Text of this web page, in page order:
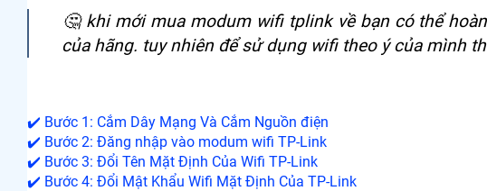
️🤔 khi mới mua modum wifi tplink về bạn có thể
của hãng. tuy nhiên để sử dụng wifi theo ý của mình
✔️ Bước 1: Cắm Dây Mạng Và Cắm Nguồn điện
✔️ Bước 2: Đăng nhập vào modum wifi TP-Link
✔️ Bước 3: Đổi Tên Mặt Định Của Wifi TP-Link
✔️ Bước 4: Đổi Mật Khẩu Wifi Mặt Định Của TP-Link